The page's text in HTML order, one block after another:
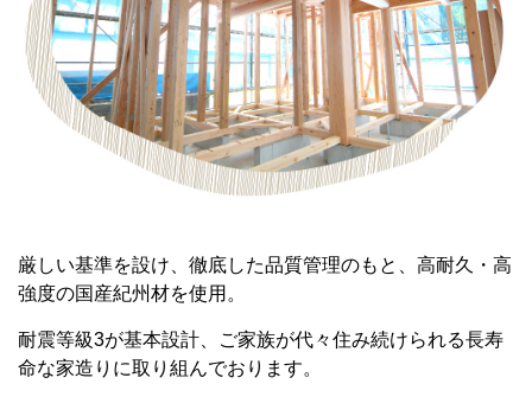
厳しい基準を設け、徹底した品質管理のもと、高耐久・高
強度の国産紀州材を使用。
耐震等級3が基本設計、ご家族が代々住み続けられる長寿
命な家造りに取り組んでおります。